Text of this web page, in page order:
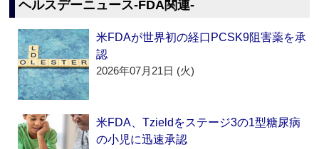
ヘルスデーニュース‐FDA関連‐
米FDAが世界初の経口PCSK9阻害薬を承
認
2026年07月21日 (火)
米FDA、Tzieldをステージ3の1型糖尿病
の小児に迅速承認